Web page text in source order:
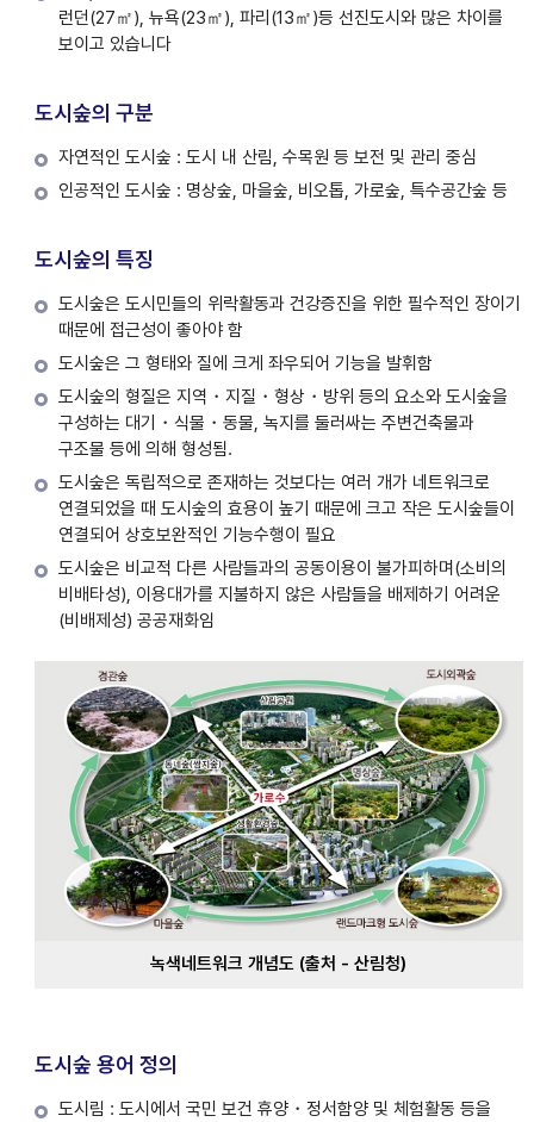
런던(27㎡), 뉴욕(23㎡), 파리(13㎡)등 선진도시와 많은 차이를
보이고 있습니다
도시숲의 구분
자연적인 도시숲 : 도시 내 산림, 수목원 등 보전 및 관리 중심
인공적인 도시숲 : 명상숲, 마을숲, 비오톱, 가로숲, 특수공간숲 등
도시숲의 특징
도시숲은 도시민들의 위락활동과 건강증진을 위한 필수적인 장이기
때문에 접근성이 좋아야 함
도시숲은 그 형태와 질에 크게 좌우되어 기능을 발휘함
도시숲의 형질은 지역・지질・형상・방위 등의 요소와 도시숲을
구성하는 대기・식물・동물, 녹지를 둘러싸는 주변건축물과
구조물 등에 의해 형성됨.
도시숲은 독립적으로 존재하는 것보다는 여러 개가 네트워크로
연결되었을 때 도시숲의 효용이 높기 때문에 크고 작은 도시숲들이
연결되어 상호보완적인 기능수행이 필요
도시숲은 비교적 다른 사람들과의 공동이용이 불가피하며(소비의
비배타성), 이용대가를 지불하지 않은 사람들을 배제하기 어려운
(비배제성) 공공재화임
녹색네트워크 개념도 (출처 - 산림청)
도시숲 용어 정의
도시림 : 도시에서 국민 보건 휴양・정서함양 및 체험활동 등을